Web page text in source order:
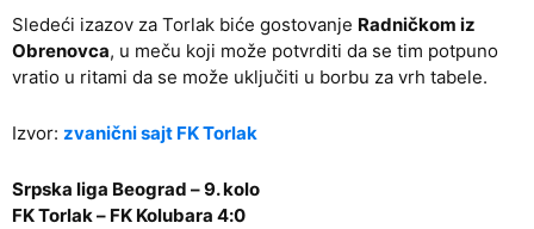
Sledeći izazov za Torlak biće gostovanje Radničkom iz
Obrenovca, u meču koji može potvrditi da se tim potpuno
vratio u ritami da se može uključiti u borbu za vrh tabele.
Izvor: zvanični sajt FK Torlak
Srpska liga Beograd – 9. kolo
FK Torlak – FK Kolubara 4:0